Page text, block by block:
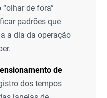
de fora”
padrões que
a dia da operação
de
dos tempos